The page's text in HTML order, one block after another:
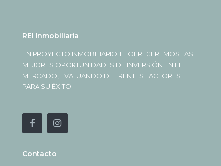
REI Inmobiliaria
EN PROYECTO INMOBILIARIO TE OFRECEREMOS LAS
MEJORES OPORTUNIDADES DE INVERSIÓN EN EL
MERCADO, EVALUANDO DIFERENTES FACTORES
PARA SU ÉXITO.
Contacto